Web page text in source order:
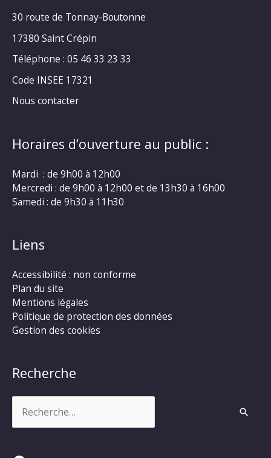
30 route de Tonnay-Boutonne
17380 Saint Crépin
Téléphone : 05 46 33 23 33
Code INSEE 17321
Nous contacter
Horaires d’ouverture au public :
Mardi : de 9h00 à 12h00
Mercredi : de 9h00 à 12h00 et de 13h30 à 16h00
Samedi : de 9h30 à 11h30
Liens
Accessibilité : non conforme
Plan du site
Mentions légales
Politique de protection des données
Gestion des cookies
Recherche